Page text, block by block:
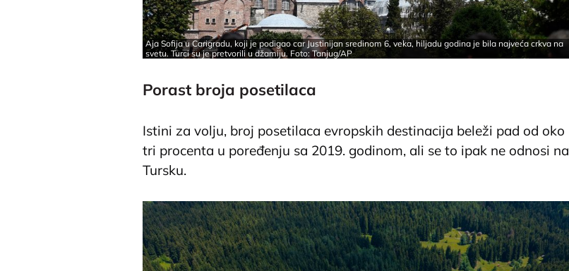
Aja Sofija u Carigradu, koji je podigao car Justinijan sredinom 6. veka, hiljadu godina je bila najveća crkva na
svetu. Turci su je pretvorili u džamiju. Foto: Tanjug/AP
Porast broja posetilaca
Istini za volju, broj posetilaca evropskih destinacija beleži pad od oko
tri procenta u poređenju sa 2019. godinom, ali se to ipak ne odnosi na
Tursku.